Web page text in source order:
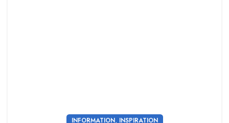
INFORMATION, INSPIRATION